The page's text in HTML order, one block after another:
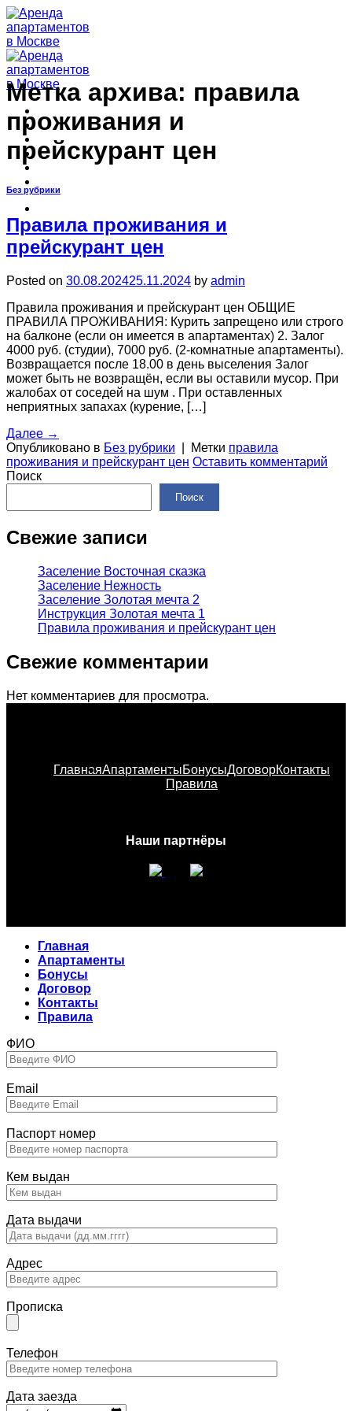
Skip
to
content
Апартаменты
Бонусы
Договор
Контакты
Метка архива: правила
проживания и
прейскурант цен
Без рубрики
Правила проживания и
прейскурант цен
Posted on 30.08.202425.11.2024 by admin
Правила проживания и прейскурант цен ОБЩИЕ
ПРАВИЛА ПРОЖИВАНИЯ: Курить запрещено или строго
на балконе (если он имеется в апартаментах) 2. Залог
4000 руб. (студии), 7000 руб. (2-комнатные апартаменты).
Возвращается после 18.00 в день выселения Залог
может быть не возвращён, если вы оставили мусор. При
жалобах от соседей на шум . При оставленных
неприятных запахах (курение, […]
Далее →
Опубликовано в Без рубрики Метки правила
проживания и прейскурант цен Оставить комментарий
Поиск
Поиск
Свежие записи
Заселение Восточная сказка
Заселение Нежность
Заселение Золотая мечта 2
Инструкция Золотая мечта 1
Правила проживания и прейскурант цен
Свежие комментарии
Нет комментариев для просмотра.
ГлавнаяАпартаментыБонусыДоговорКонтакты
Правила
Наши партнёры
Главная
Апартаменты
Бонусы
Договор
Контакты
Правила
ФИО
Email
Паспорт номер
Кем выдан
Дата выдачи
Адрес
Прописка
Телефон
Дата заезда